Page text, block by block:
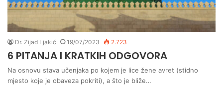
Dr. Zijad Ljakić 19/07/2023 2.723
6 PITANJA I KRATKIH ODGOVORA
Na osnovu stava učenjaka po kojem je lice žene avret (stidno
mjesto koje je obaveza pokriti), a što je bliže…